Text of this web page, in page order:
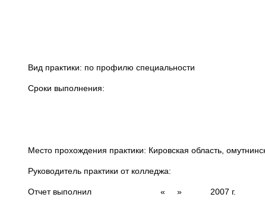
Вид практики: по профилю специальности
Сроки выполнения:
Место прохождения практики: Кировская
Руководитель практики от колледжа:
Отчет выполнил « » 2007 г.